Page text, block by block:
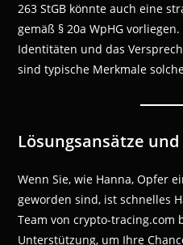
263 StGB könnte auch eine
gemäß § 20a WpHG
Identitäten und das
sind typische Merkmale
Lösungsansätze
Wenn Sie, wie Hanna, Opfer
geworden sind, ist schnelles
Team von crypto-tracing.com
Unterstützung, um Ihre